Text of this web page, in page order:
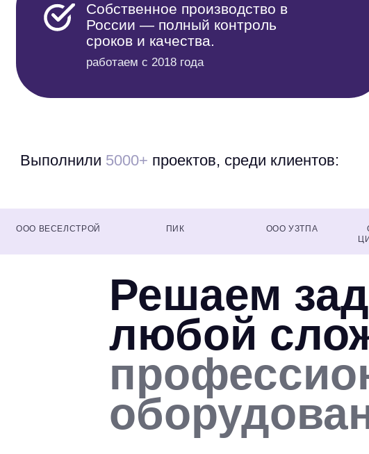
Собственное производство в
России — полный контроль
сроков и качества.
работаем с 2018 года
Выполнили 5000+ проектов, среди клиентов:
ООО ВЕСЕЛСТРОЙ ПИК ООО УЗТПА
Решаем
любой